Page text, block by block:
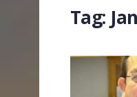
Tag: